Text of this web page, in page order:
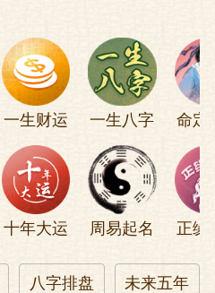
一生财运 一生八字 命定
十年大运 周易起名 正缘
八字排盘 未来五年